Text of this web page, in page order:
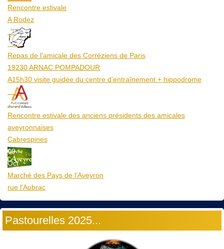
Rencontre estivale
A Rodez
23
Aoû
Repas de l'amicale des Corréziens de Paris
19230 ARNAC POMPADOUR
A15h30 visite guidée du centre d’entraînement + hippodrome
25
Aoû
Rencontre estivale des anciens présidents des amicales
aveyronnaises
Cabrespines
09
Oct
Marché des Pays de l’Aveyron
rue l'Aubrac
Pastourelles 2025...